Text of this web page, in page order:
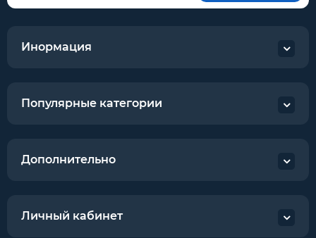
Инормация
Популярные категории
Дополнительно
Личный кабинет